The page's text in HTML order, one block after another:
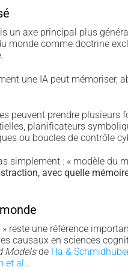
un axe principal plus
monde comme doctrine
une IA peut mémoriser,
peuvent prendre plusieurs
planificateurs
ou boucles de contrôle
simplement : « modèle du
avec quelle
reste une référence
causaux en sciences
Modelsde Ha &
et al..